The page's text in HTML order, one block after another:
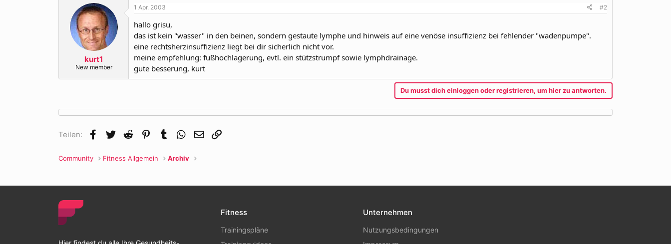
kurt1
New member
1 Apr. 2003 #2
hallo grisu,
das ist kein "wasser" in den beinen, sondern gestaute lymphe und hinweis auf eine venöse insuffizienz bei fehlender "wadenpumpe".
eine rechtsherzinsuffizienz liegt bei dir sicherlich nicht vor.
meine empfehlung: fußhochlagerung, evtl. ein stützstrumpf sowie lymphdrainage.
gute besserung, kurt
Du musst dich einloggen oder registrieren, um hier zu antworten.
Teilen: Facebook
Twitter Reddit PinterestTumblrWhatsApp
E-Mail
Community Fitness Allgemein Archiv
Fitness
Trainingspläne
Unternehmen
Nutzungsbedingungen